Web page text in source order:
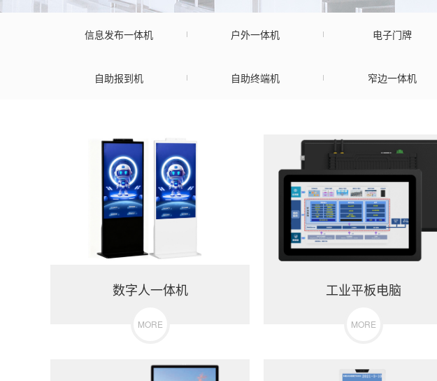
信息发布一体机 户外一体机 电子门牌
自助报到机 自助终端机 窄边一体机
数字人一体机
MORE
工业平板电脑
MORE